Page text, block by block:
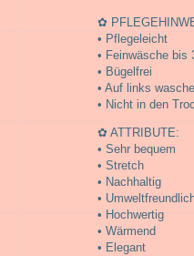
✿
• Pflegeleicht
• Feinwäsche bis
• Bügelfrei
• Auf links
• Nicht in den
✿ ATTRIBUTE:
• Sehr bequem
• Stretch
• Nachhaltig
•
• Hochwertig
• Wärmend
• Elegant